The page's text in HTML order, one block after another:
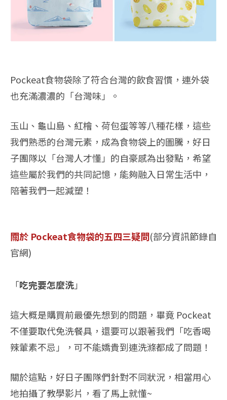
Pockeat食物袋除了符合台灣的飲食習慣，連外袋
也充滿濃濃的「台灣味」。
玉山、龜山島、紅檜、荷包蛋等等八種花樣，這些
我們熟悉的台灣元素，成為食物袋上的圖騰，好日
子團隊以「台灣人才懂」的自豪感為出發點，希望
這些屬於我們的共同記憶，能夠融入日常生活中，
陪著我們一起減塑！
關於 Pockeat食物袋的五四三疑問(部分資訊節錄自
官網)
「吃完要怎麼洗」
這大概是購買前最優先想到的問題，畢竟 Pockeat
不僅要取代免洗餐具，還要可以跟著我們「吃香喝
辣葷素不忌」，可不能嬌貴到連洗滌都成了問題！
關於這點，好日子團隊們針對不同狀況，相當用心
地拍攝了教學影片，看了馬上就懂~